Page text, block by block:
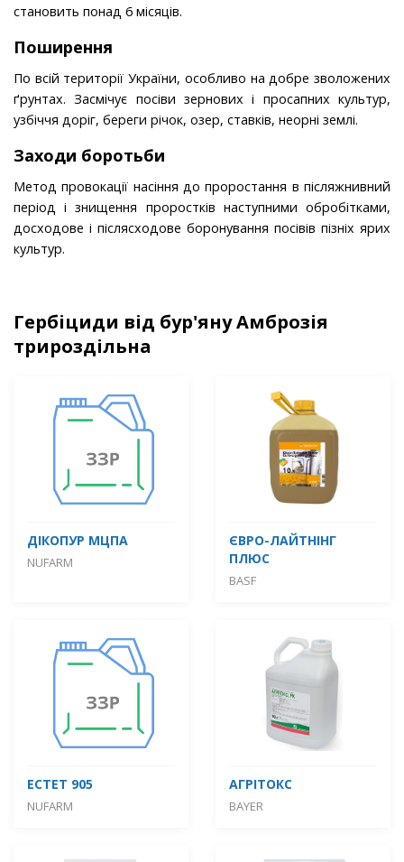
становить понад 6 місяців.
Поширення
По всій території України, особливо на добре зволожених
ґрунтах. Засмічує посіви зернових і просапних культур,
узбіччя доріг, береги річок, озер, ставків, неорні землі.
Заходи боротьби
Метод провокації насіння до проростання в післяжнивний
період і знищення проростків наступними обробітками,
досходове і післясходове боронування посівів пізніх ярих
культур.
Гербіциди від бур'яну Амброзія
трироздільна
ДІКОПУР МЦПА
NUFARM
ЄВРО-ЛАЙТНІНГ
ПЛЮС
BASF
ЕСТЕТ 905
NUFARM
АГРІТОКС
BAYER